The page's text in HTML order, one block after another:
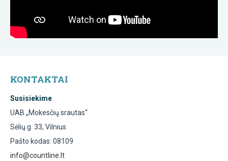
KONTAKTAI
Susisiekime
UAB „Mokesčių srautas“
Sėlių g. 33, Vilnius
Pašto kodas: 08109
info@countline.lt